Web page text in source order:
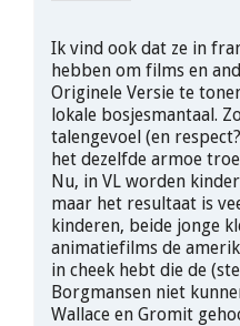
Ik vind ook dat ze in
hebben om films en
Originele Versie te
lokale bosjesmantaal.
talengevoel (en
het dezelfde armoe
Nu, in VL worden
maar het resultaat is
kinderen, beide jonge
animatiefilms de
in cheek hebt die de
Borgmansen niet
Wallace en Gromit